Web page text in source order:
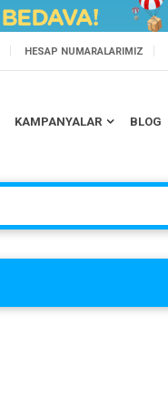
HESAP NUMARALARIMIZ
KAMPANYALAR BLOG